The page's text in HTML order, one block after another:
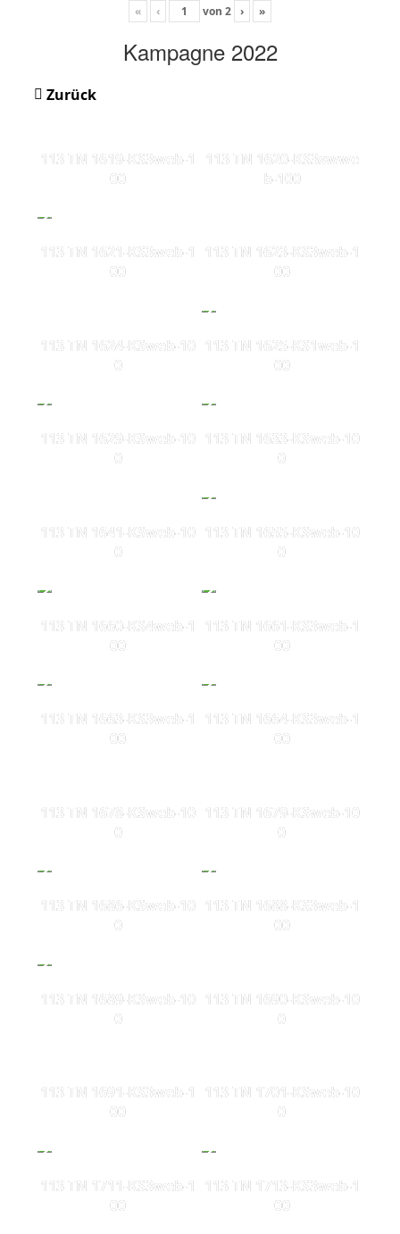
« ‹ von 2 › »
Kampagne 2022
Zurück
113 TN 1619-KS3web-1
00
113 TN 1620-KS3swwe
b-100
113 TN 1621-KS3web-1
00
113 TN 1623-KS3web-1
00
113 TN 1624-KSweb-10
0
113 TN 1625-KS1web-1
00
113 TN 1629-KSweb-10
0
113 TN 1633-KSweb-10
0
113 TN 1641-KSweb-10
0
113 TN 1655-KSweb-10
0
113 TN 1660-KS4web-1
00
113 TN 1661-KS3web-1
00
113 TN 1663-KS3web-1
00
113 TN 1664-KS3web-1
00
113 TN 1678-KSweb-10
0
113 TN 1679-KSweb-10
0
113 TN 1686-KSweb-10
0
113 TN 1688-KS3web-1
00
113 TN 1689-KSweb-10
0
113 TN 1690-KSweb-10
0
113 TN 1691-KS3web-1
00
113 TN 1701-KSweb-10
0
113 TN 1711-KS3web-1
00
113 TN 1713-KS3web-1
00